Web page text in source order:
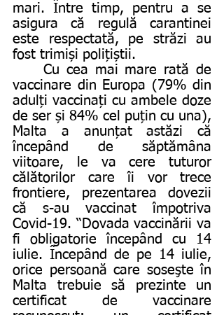
mari. Între timp, pentru a se
asigura că regulă carantinei
este respectată, pe străzi au
fost trimiși polițiștii.
vaccinare din Europa (79% din
adulți vaccinați cu ambele doze
de ser și 84% cel puțin cu una),
Malta a anunțat astăzi că
începând de săptămâna
viitoare, le va cere tuturor
călătorilor care îi vor trece
frontiere, prezentarea dovezii
că s-au vaccinat împotriva
Covid-19. “Dovada vaccinării va
fi obligatorie începând cu 14
iulie. Începând de pe 14 iulie,
orice persoană care soseşte în
Malta trebuie să prezinte un
certificat de vaccinare